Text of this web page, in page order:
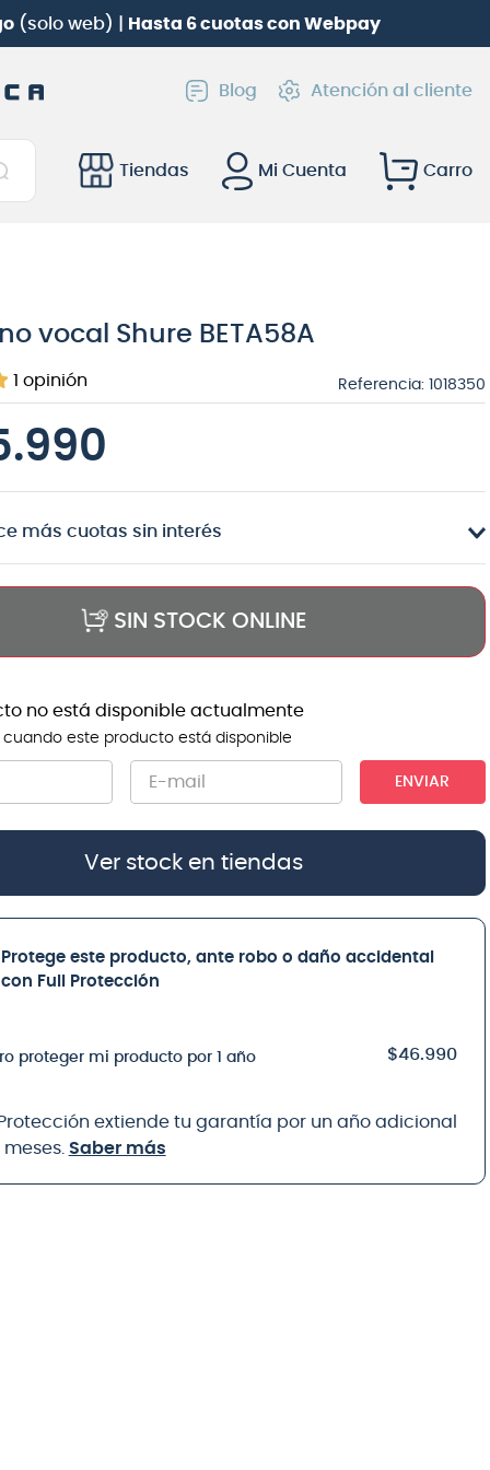
(solo web) | Hasta 6 cuotas con Webpay
Blog Atención al cliente
Tiendas
Mi Cuenta
vocal Shure BETA58A
1 opinión Referencia: 1018350
más cuotas sin interés
SIN STOCK ONLINE
no está disponible actualmente
cuando este producto está disponible
ENVIAR
Ver stock en tiendas
Protege este producto, ante robo o daño accidental
con Full Protección
proteger mi producto por 1 año $46.990
extiende tu garantía por un año adicional
Saber más